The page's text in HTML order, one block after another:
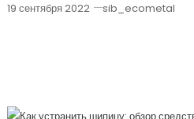
19 сентября 2022 sib_ecometal